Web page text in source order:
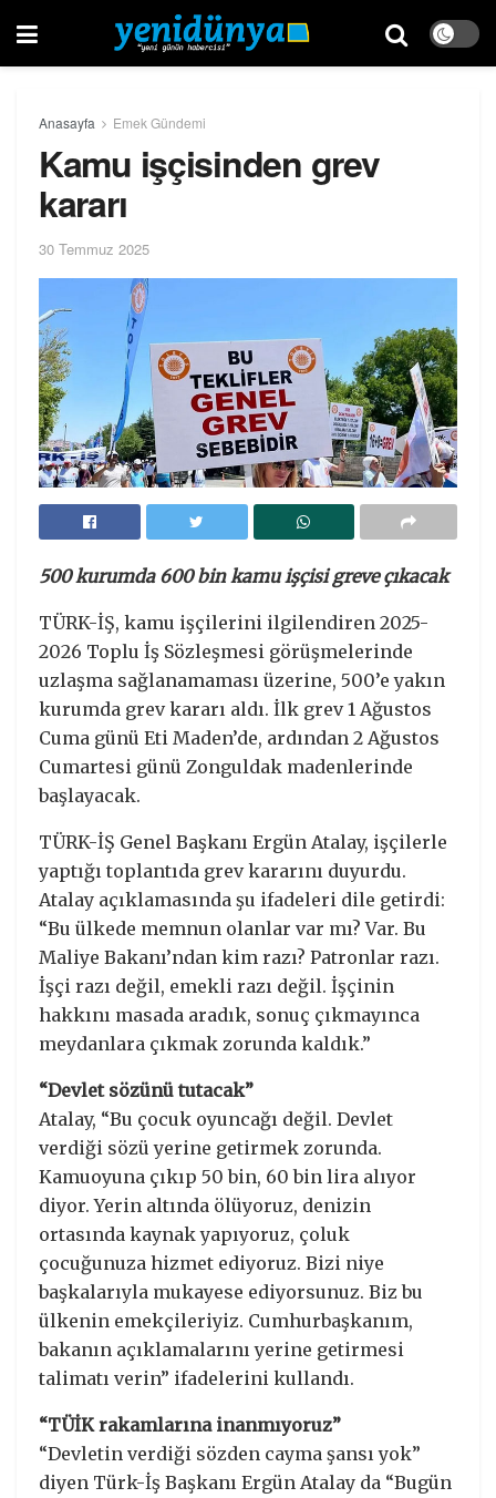
Anasayfa Emek Gündemi
Kamu işçisinden grev
kararı
30 Temmuz 2025
500 kurumda 600 bin kamu işçisi greve çıkacak
TÜRK-İŞ, kamu işçilerini ilgilendiren 2025-
2026 Toplu İş Sözleşmesi görüşmelerinde
uzlaşma sağlanamaması üzerine, 500’e yakın
kurumda grev kararı aldı. İlk grev 1 Ağustos
Cuma günü Eti Maden’de, ardından 2 Ağustos
Cumartesi günü Zonguldak madenlerinde
başlayacak.
TÜRK-İŞ Genel Başkanı Ergün Atalay, işçilerle
yaptığı toplantıda grev kararını duyurdu.
Atalay açıklamasında şu ifadeleri dile getirdi:
“Bu ülkede memnun olanlar var mı? Var. Bu
Maliye Bakanı’ndan kim razı? Patronlar razı.
İşçi razı değil, emekli razı değil. İşçinin
hakkını masada aradık, sonuç çıkmayınca
meydanlara çıkmak zorunda kaldık.”
“Devlet sözünü tutacak”
Atalay, “Bu çocuk oyuncağı değil. Devlet
verdiği sözü yerine getirmek zorunda.
Kamuoyuna çıkıp 50 bin, 60 bin lira alıyor
diyor. Yerin altında ölüyoruz, denizin
ortasında kaynak yapıyoruz, çoluk
çocuğunuza hizmet ediyoruz. Bizi niye
başkalarıyla mukayese ediyorsunuz. Biz bu
ülkenin emekçileriyiz. Cumhurbaşkanım,
bakanın açıklamalarını yerine getirmesi
talimatı verin” ifadelerini kullandı.
“TÜİK rakamlarına inanmıyoruz”
“Devletin verdiği sözden cayma şansı yok”
diyen Türk-İş Başkanı Ergün Atalay da “Bugün